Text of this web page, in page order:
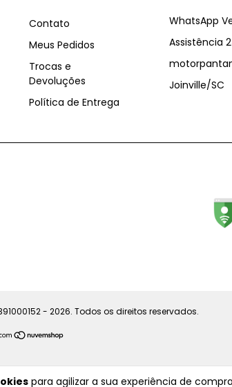
para agilizar a sua experiência de
Contato
Meus Pedidos
Trocas e
Devoluções
Política de Entrega
WhatsApp
Assistência
Joinville/SC
- 2026. Todos os direitos reservados.